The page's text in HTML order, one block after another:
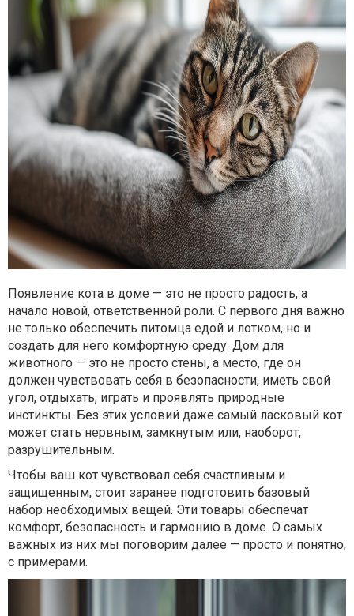
Появление кота в доме — это не просто радость, а
начало новой, ответственной роли. С первого дня важно
не только обеспечить питомца едой и лотком, но и
создать для него комфортную среду. Дом для
животного — это не просто стены, а место, где он
должен чувствовать себя в безопасности, иметь свой
угол, отдыхать, играть и проявлять природные
инстинкты. Без этих условий даже самый ласковый кот
может стать нервным, замкнутым или, наоборот,
разрушительным.
Чтобы ваш кот чувствовал себя счастливым и
защищенным, стоит заранее подготовить базовый
набор необходимых вещей. Эти товары обеспечат
комфорт, безопасность и гармонию в доме. О самых
важных из них мы поговорим далее — просто и понятно,
с примерами.